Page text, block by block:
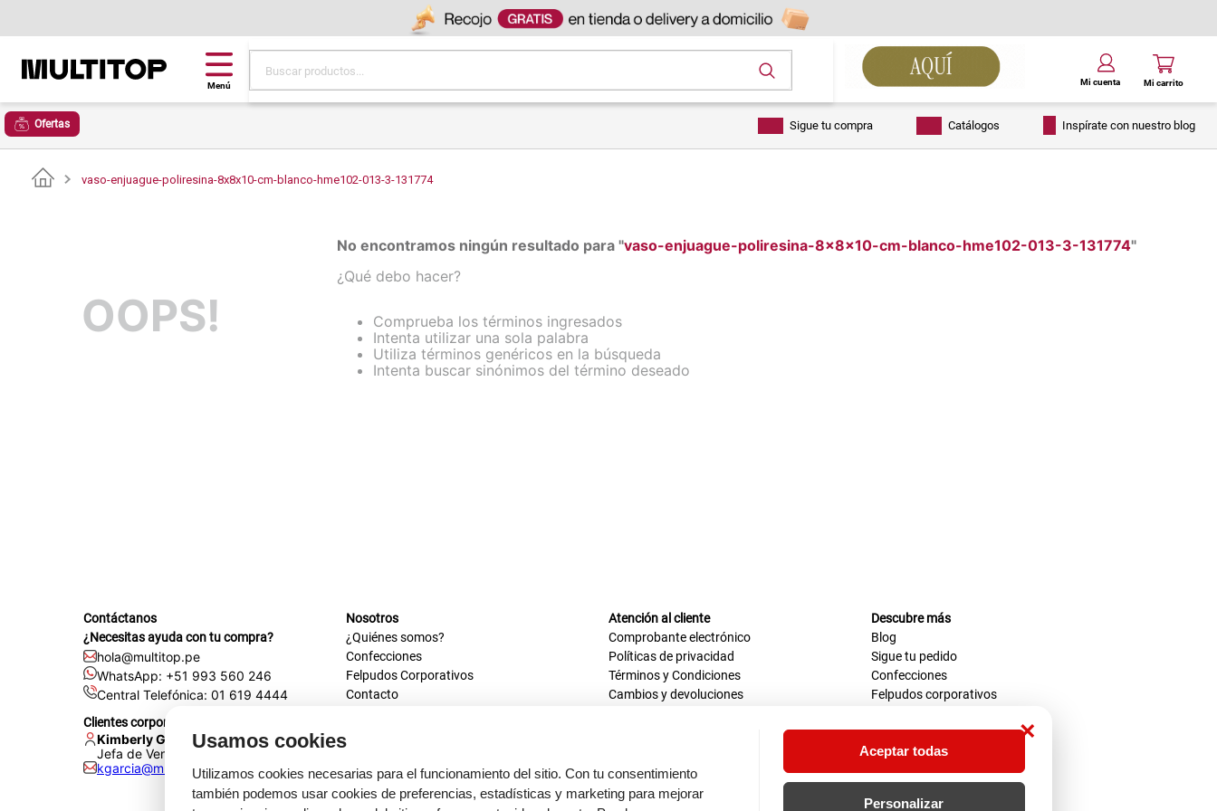
×
Usamos cookies
Utilizamos cookies necesarias para el funcionamiento del sitio. Con tu consentimiento
también podemos usar cookies de preferencias, estadísticas y marketing para mejorar
Aceptar todas
Personalizar
Ofertas Sigue tu compra Catálogos Inspírate con nuestro blog
vaso-enjuague-poliresina-8x8x10-cm-blanco-hme102-013-3-131774
OOPS!
No encontramos ningún resultado para "vaso-enjuague-poliresina-8x8x10-cm-blanco-hme102-013-3-131774"
¿Qué debo hacer?
Comprueba los términos ingresados
Intenta utilizar una sola palabra
Utiliza términos genéricos en la búsqueda
Intenta buscar sinónimos del término deseado
Contáctanos
¿Necesitas ayuda con tu compra?
hola@multitop.pe
WhatsApp: +51 993 560 246
Central Telefónica: 01 619 4444
Clientes corporativos
Kimberly Garcia
Jefa de Ventas Empresas
kgarcia@multitop.pe
Nosotros
¿Quiénes somos?
Confecciones
Felpudos Corporativos
Contacto
Tienda física
Av. Iquitos 670 - 699, La Victoria
Atención al cliente
Comprobante electrónico
Políticas de privacidad
Términos y Condiciones
Cambios y devoluciones
Descubre más
Blog
Sigue tu pedido
Confecciones
Felpudos corporativos
alfombra